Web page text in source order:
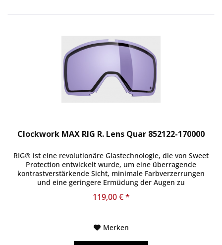
Clockwork MAX RIG R. Lens Quar 852122-170000
RIG® ist eine revolutionäre Glastechnologie, die von Sweet
Protection entwickelt wurde, um eine überragende
kontrastverstärkende Sicht, minimale Farbverzerrungen
und eine geringere Ermüdung der Augen zu
119,00 € *
Merken